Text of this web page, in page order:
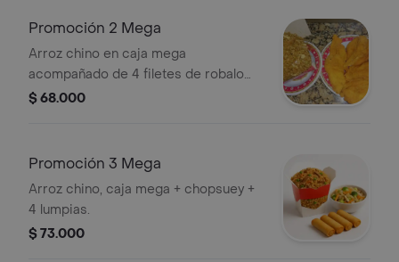
Promoción 2 Mega
Arroz chino en caja mega
acompañado de 4 filetes de robalo
empanizados.
$ 68.000
Promoción 3 Mega
Arroz chino, caja mega + chopsuey +
4 lumpias.
$ 73.000